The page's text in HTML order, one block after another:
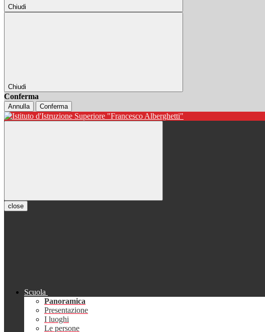
Chiudi
Chiudi
Conferma
Annulla Conferma
close
Scuola
Panoramica
Presentazione
I luoghi
Le persone